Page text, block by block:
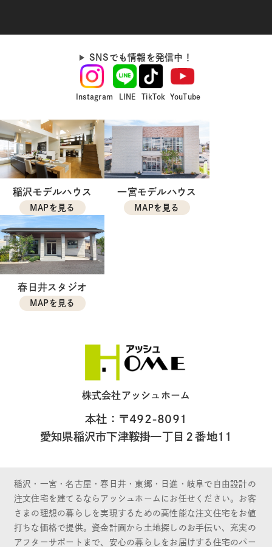
SNSでも情報を発信中！
Instagram LINE TikTok YouTube
稲沢モデルハウス
MAPを見る
一宮モデルハウス
MAPを見る
春日井スタジオ
MAPを見る
株式会社アッシュホーム
本社：〒492-8091
愛知県稲沢市下津鞍掛一丁目２番地11
稲沢・一宮・名古屋・春日井・東郷・日進・岐阜で自由設計の
注文住宅を建てるならアッシュホームにお任せください。お客
さまの理想の暮らしを実現するための高性能な注文住宅をお値
打ちな価格で提供。資金計画から土地探しのお手伝い、充実の
アフターサポートまで、安心の暮らしをお届けする住宅のパー